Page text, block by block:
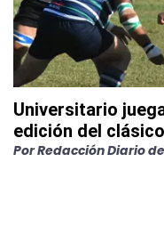
Universitario
edición del
PorRedacción Diario